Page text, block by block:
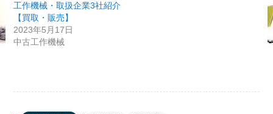
工作機械・取扱企業3社紹介
【買取・販売】
2023年5月17日
中古工作機械